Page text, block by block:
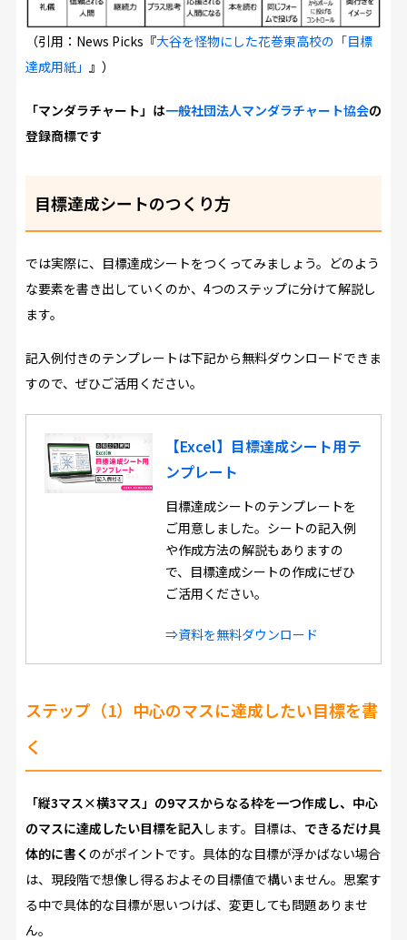
（引用：News Picks『大谷を怪物にした花巻東高校の「目標
達成用紙」 』）
「マンダラチャート」は一般社団法人マンダラチャート協会の
登録商標です
目標達成シートのつくり方
では実際に、目標達成シートをつくってみましょう。どのよう
な要素を書き出していくのか、4つのステップに分けて解説し
ます。
記入例付きのテンプレートは下記から無料ダウンロードできま
すので、ぜひご活用ください。
【Excel】目標達成シート用テ
ンプレート
目標達成シートのテンプレートを
ご用意しました。シートの記入例
や作成方法の解説もありますの
で、目標達成シートの作成にぜひ
ご活用ください。
⇒資料を無料ダウンロード
ステップ（1）中心のマスに達成したい目標を書
く
「縦3マス×横3マス」の9マスからなる枠を一つ作成し、中心
のマスに達成したい目標を記入 します。目標は、 できるだけ具
体的に書く のがポイントです。具体的な目標が浮かばない場合
は、現段階で想像し得るおよその目標値で構いません。思案す
る中で具体的な目標が思いつけば、変更しても問題ありませ
ん。